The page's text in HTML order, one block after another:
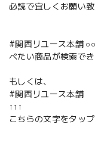
必読で宜しくお願い
#関西リユース本舗
べたい商品が検索でき
もしくは、
#関西リユース本舗
↑↑↑
こちらの文字をタッ